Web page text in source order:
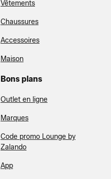
Vêtements
Chaussures
Accessoires
Maison
Bons plans
Outlet en ligne
Marques
Code promo Lounge by
Zalando
App